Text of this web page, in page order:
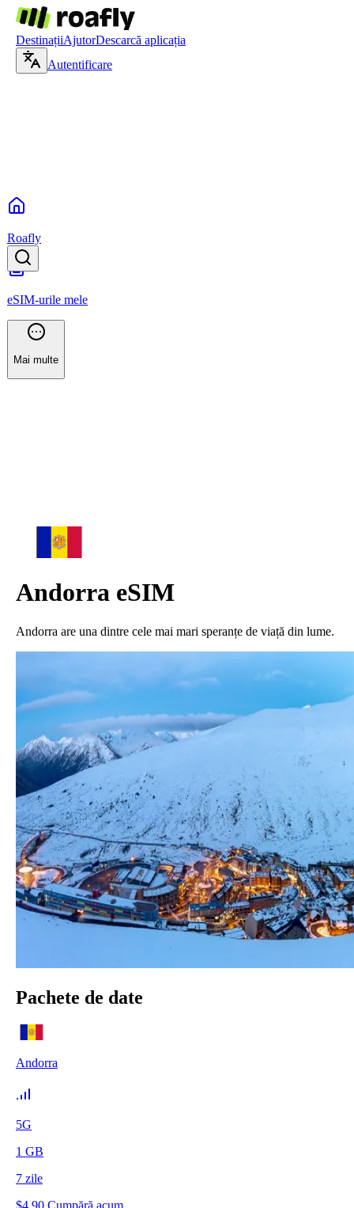
DestinațiiAjutorDescarcă aplicația
Autentificare
Roafly
eSIM-urile mele
Mai multe
Andorra eSIM
Andorra are una dintre cele mai mari speranțe de viață din lume.
Pachete de date
Andorra
5G
1 GB
7 zile
$4.90 Cumpără acum